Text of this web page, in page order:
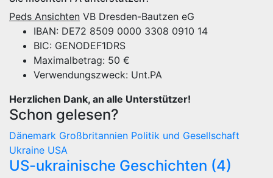
Peds Ansichten VB Dresden-Bautzen eG
IBAN: DE72 8509 0000 3308 0910 14
BIC: GENODEF1DRS
Maximalbetrag: 50 €
Verwendungszweck: Unt.PA
Herzlichen Dank, an alle Unterstützer!
Schon gelesen?
Dänemark Großbritannien Politik und Gesellschaft
Ukraine USA
US-ukrainische Geschichten (4)